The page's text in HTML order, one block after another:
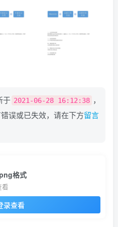
于 2021-06-28 16:12:38 ，
误或已失效，请在下方留言
格式
看
录查看